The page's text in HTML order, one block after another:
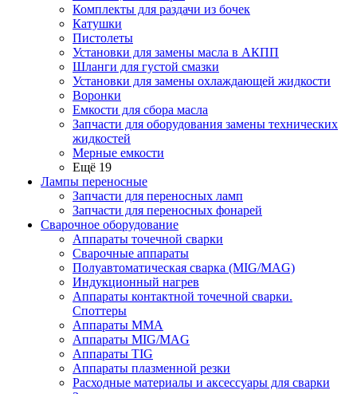
Комплекты для раздачи из бочек
Катушки
Пистолеты
Установки для замены масла в АКПП
Шланги для густой смазки
Установки для замены охлаждающей жидкости
Воронки
Емкости для сбора масла
Запчасти для оборудования замены технических
жидкостей
Мерные емкости
Ещё 19
Лампы переносные
Запчасти для переносных ламп
Запчасти для переносных фонарей
Сварочное оборудование
Аппараты точечной сварки
Сварочные аппараты
Полуавтоматическая сварка (MIG/MAG)
Индукционный нагрев
Аппараты контактной точечной сварки.
Споттеры
Аппараты MMA
Аппараты MIG/MAG
Аппараты TIG
Аппараты плазменной резки
Расходные материалы и аксессуары для сварки